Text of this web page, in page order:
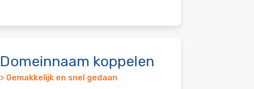
Domeinnaam koppelen
> Gemakkelijk en snel gedaan